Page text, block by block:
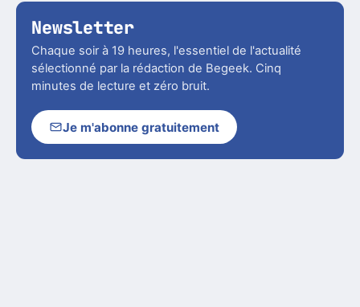
Newsletter
Chaque soir à 19 heures, l'essentiel de l'actualité
sélectionné par la rédaction de Begeek. Cinq
minutes de lecture et zéro bruit.
Je m'abonne gratuitement